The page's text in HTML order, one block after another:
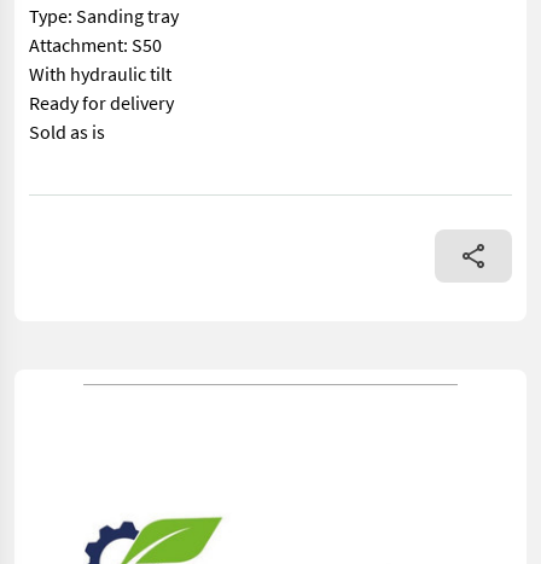
Type: Sanding tray
Attachment: S50
With hydraulic tilt
Ready for delivery
Sold as is
== Mer informasjon (NO) == mascus_category: